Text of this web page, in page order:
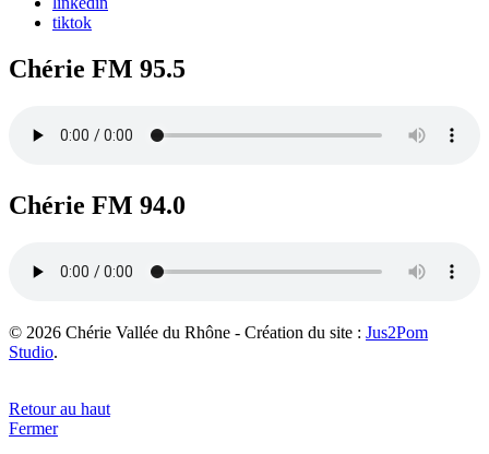
tiktok
Chérie FM 95.5
Chérie FM 94.0
© 2026 Chérie Vallée du Rhône - Création du site : Jus2Pom
Studio.
Retour au haut
Fermer